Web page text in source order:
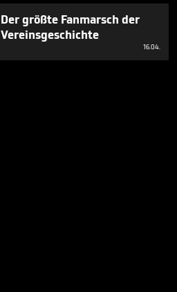
Der größte Fanmarsch der
Vereinsgeschichte
16.04.